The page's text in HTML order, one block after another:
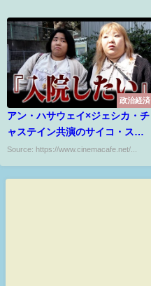
政治経済
アン・ハサウェイ×ジェシカ・チ
ャステイン共演のサイコ・スリ
ラー『隣人たち』7月24日公開決
定！ポスター＆本予告解禁
Source: https://www.cinemacafe.net/...